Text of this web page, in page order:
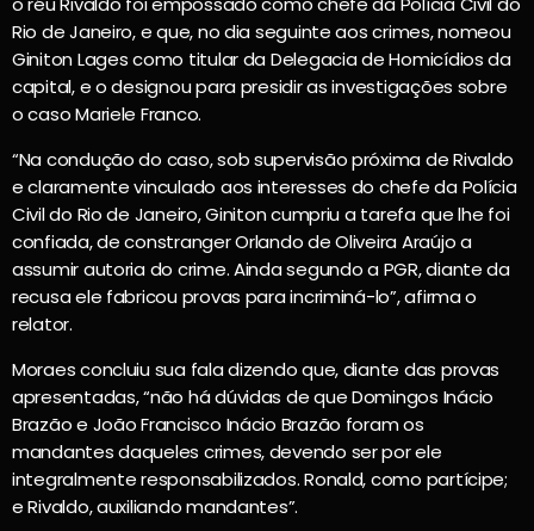
Rio de Janeiro, e que, no dia seguinte aos crimes, nomeou
Giniton Lages como titular da Delegacia de Homicídios da
capital, e o designou para presidir as investigações sobre
o caso Mariele Franco.
“Na condução do caso, sob supervisão próxima de Rivaldo
e claramente vinculado aos interesses do chefe da Polícia
Civil do Rio de Janeiro, Giniton cumpriu a tarefa que lhe foi
confiada, de constranger Orlando de Oliveira Araújo a
assumir autoria do crime. Ainda segundo a PGR, diante da
recusa ele fabricou provas para incriminá-lo”, afirma o
relator.
Moraes concluiu sua fala dizendo que, diante das provas
apresentadas, “não há dúvidas de que Domingos Inácio
Brazão e João Francisco Inácio Brazão foram os
mandantes daqueles crimes, devendo ser por ele
integralmente responsabilizados. Ronald, como partícipe;
e Rivaldo, auxiliando mandantes”.